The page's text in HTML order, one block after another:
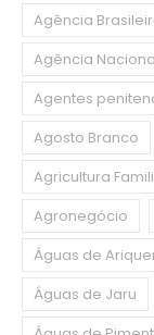
Agência
Agência
Agentes
Agosto Branco
Agricultura
Agronegócio
Águas de
Águas de Jaru